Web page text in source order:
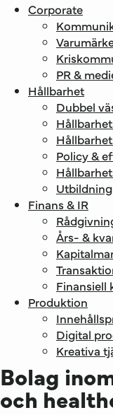
Corporate
PR &
Hållbarhet
Dubbel
Policy &
Finans & IR
Års- &
Finansiell
Produktion
Digital
Kreativa
Bolag
och